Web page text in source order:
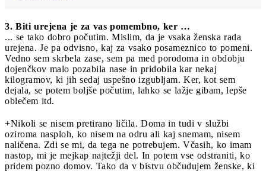
3. Biti urejena je za vas pomembno, ker …
... se tako dobro počutim. Mislim, da je vsaka ženska rada
urejena. Je pa odvisno, kaj za vsako posameznico to pomeni.
Vedno sem skrbela zase, sem pa med porodoma in obdobju
dojenčkov malo pozabila nase in pridobila kar nekaj
kilogramov, ki jih sedaj uspešno izgubljam. Ker, kot sem
dejala, se potem boljše počutim, lahko se lažje gibam, lepše
oblečem itd.
+Nikoli se nisem pretirano ličila. Doma in tudi v službi
oziroma nasploh, ko nisem na odru ali kaj snemam, nisem
naličena. Zdi se mi, da tega ne potrebujem. Včasih, ko imam
nastop, mi je mejkap najtežji del. In potem vse odstraniti, ko
pridem pozno domov. Tako da v bistvu občudujem ženske, ki